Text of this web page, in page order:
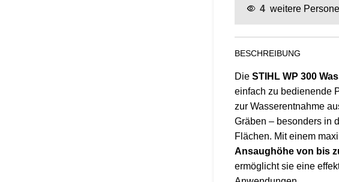
4 weitere
BESCHREIBUNG
Die STIHL WP 300
einfach zu bedienende
zur Wasserentnahme
Gräben – besonders in
Flächen. Mit einem
Ansaughöhe von bis
ermöglicht sie eine